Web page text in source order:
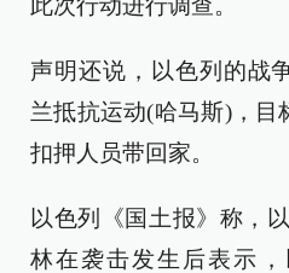
此次行动进行调查。
声明还说，以色列的战
兰抵抗运动(哈马斯)，目
扣押人员带回家。
以色列《国土报》称，
林在袭击发生后表示